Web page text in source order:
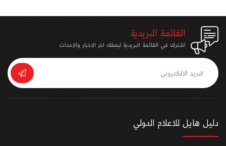
القائمة البريدية
اشترك في القائمة البريدية ليصلك اخر الاخبار والاحداث
دليل هايل للاعلام الدولي